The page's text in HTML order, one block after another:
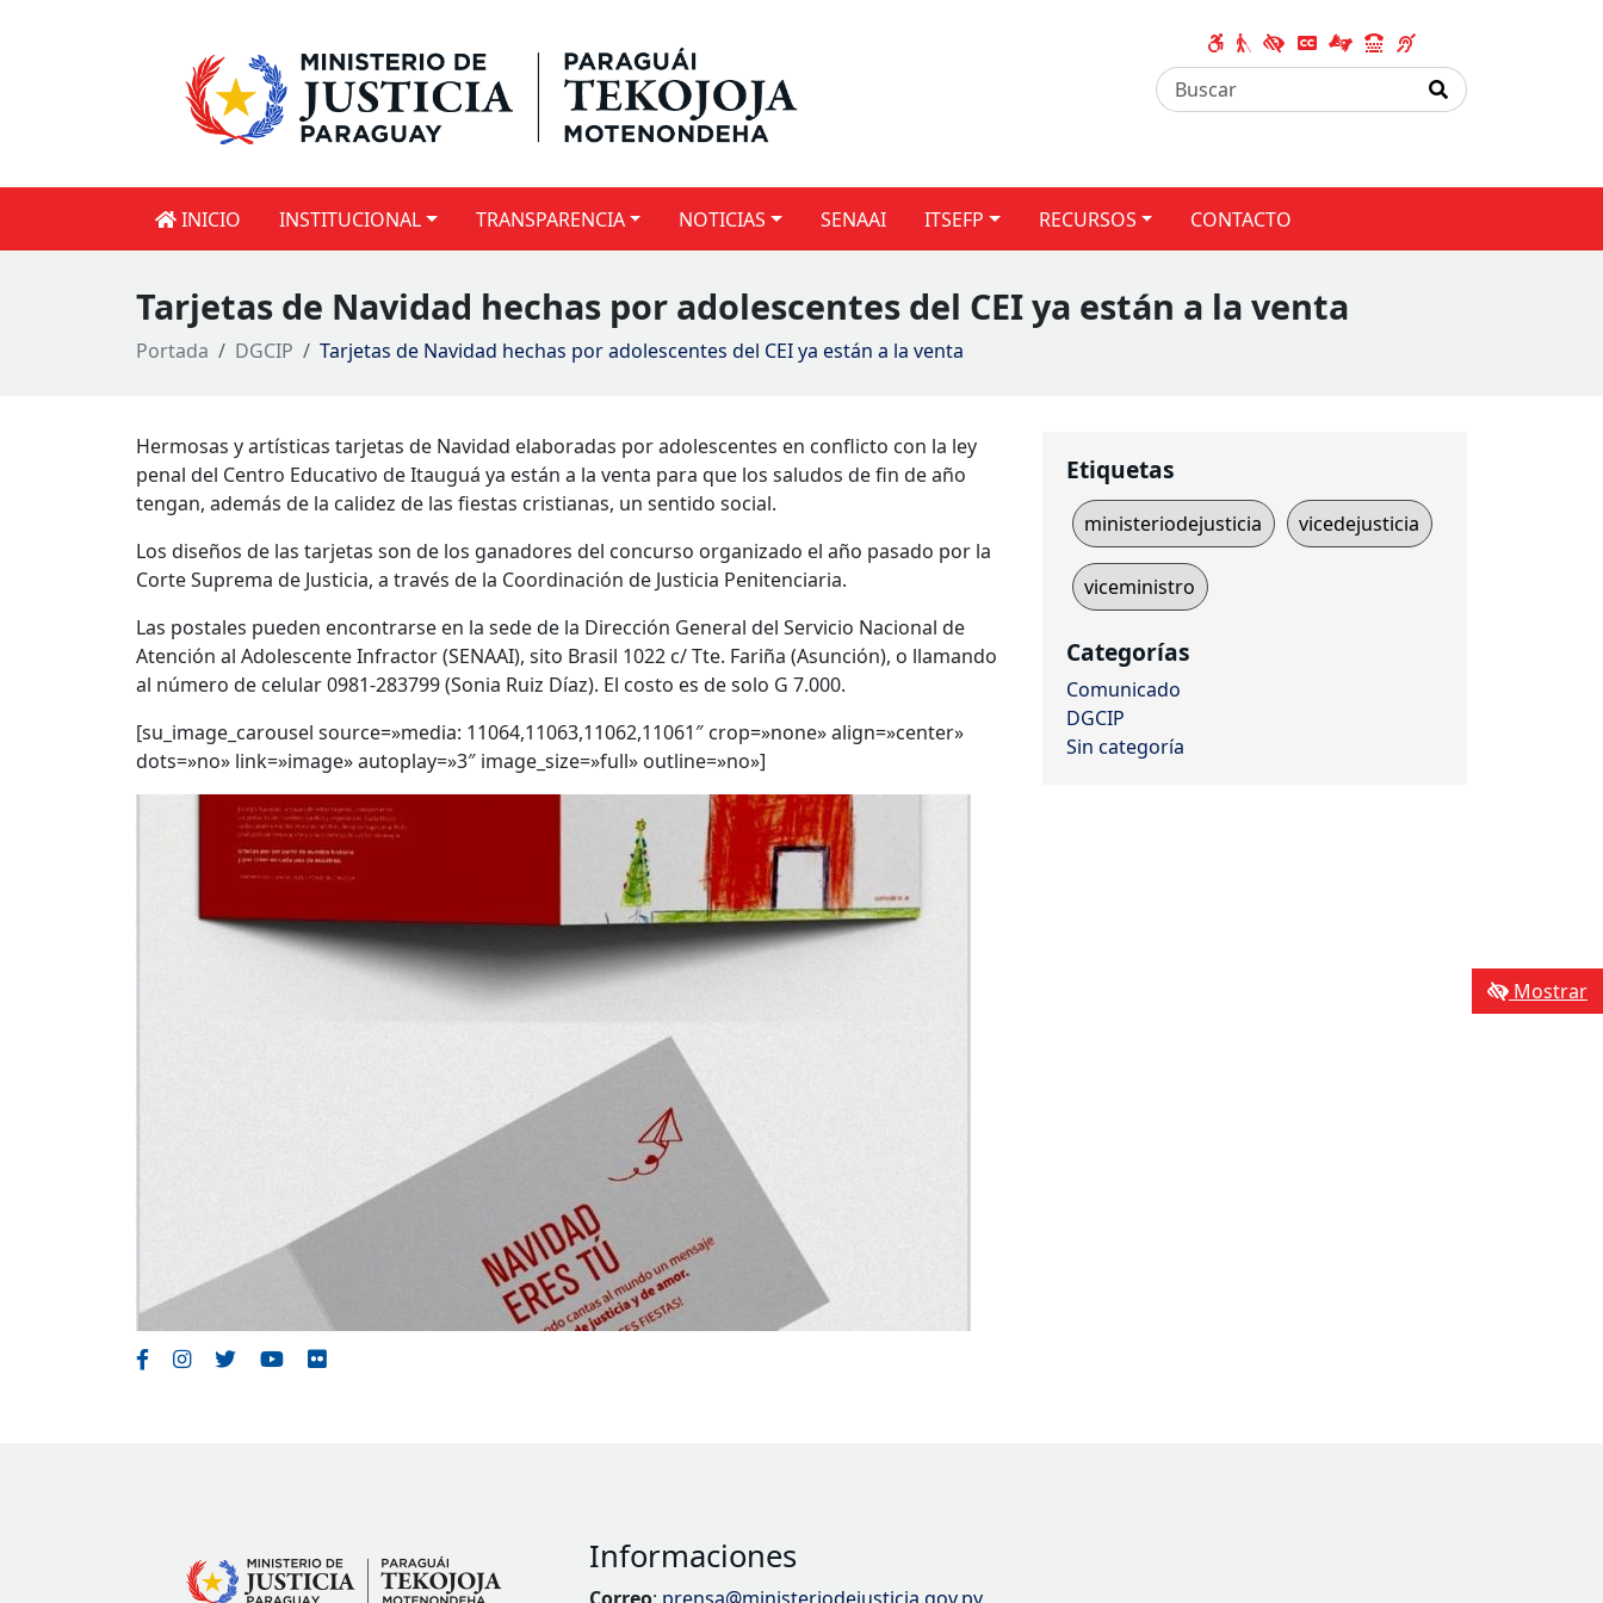
INICIO INSTITUCIONAL TRANSPARENCIA NOTICIAS SENAAI ITSEFP RECURSOS CONTACTO
Mostrar
Tarjetas de Navidad hechas por adolescentes del CEI ya están a la venta
Portada DGCIP Tarjetas de Navidad hechas por adolescentes del CEI ya están a la venta
Hermosas y artísticas tarjetas de Navidad elaboradas por adolescentes en conflicto con la ley
penal del Centro Educativo de Itauguá ya están a la venta para que los saludos de fin de año
tengan, además de la calidez de las fiestas cristianas, un sentido social.
Los diseños de las tarjetas son de los ganadores del concurso organizado el año pasado por la
Corte Suprema de Justicia, a través de la Coordinación de Justicia Penitenciaria.
Las postales pueden encontrarse en la sede de la Dirección General del Servicio Nacional de
Atención al Adolescente Infractor (SENAAI), sito Brasil 1022 c/ Tte. Fariña (Asunción), o llamando
al número de celular 0981-283799 (Sonia Ruiz Díaz). El costo es de solo G 7.000.
[su_image_carousel source=»media: 11064,11063,11062,11061″ crop=»none» align=»center»
dots=»no» link=»image» autoplay=»3″ image_size=»full» outline=»no»]
Etiquetas
ministeriodejusticia vicedejusticia
viceministro
Categorías
Comunicado
DGCIP
Sin categoría
Informaciones